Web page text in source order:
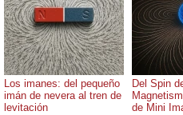
Los imanes: del pequeño
imán de nevera al tren de
levitación
Del Spin
de Mini